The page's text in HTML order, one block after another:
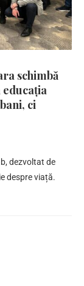
schimbă
ci
dezvoltat de
despre viață.